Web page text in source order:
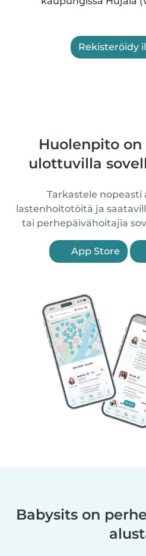
Rekisteröidy
Huolenpito
ulottuvilla
Tarkastele nopeasti
lastenhoitotöitä ja
tai perhepäivähoitajia
App Store
Babysits on